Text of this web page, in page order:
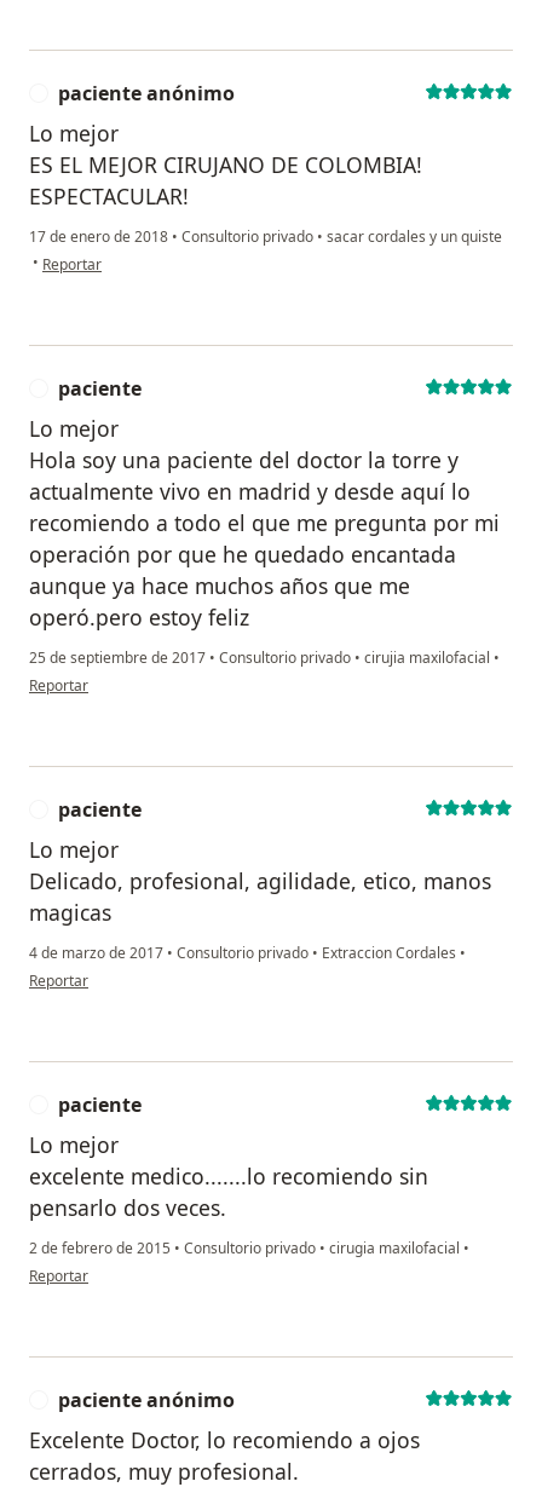
paciente anónimo
Lo mejor
ES EL MEJOR CIRUJANO DE COLOMBIA!
ESPECTACULAR!
17 de enero de 2018 • Consultorio privado • sacar cordales y un quiste
• en opinión del usuario paciente anónimo
Reportar
paciente
Lo mejor
Hola soy una paciente del doctor la torre y
actualmente vivo en madrid y desde aquí lo
recomiendo a todo el que me pregunta por mi
operación por que he quedado encantada
aunque ya hace muchos años que me
operó.pero estoy feliz
25 de septiembre de 2017 • Consultorio privado • cirujia maxilofacial •
en opinión del usuario paciente
Reportar
paciente
Lo mejor
Delicado, profesional, agilidade, etico, manos
magicas
4 de marzo de 2017 • Consultorio privado • Extraccion Cordales •
en opinión del usuario paciente
Reportar
paciente
Lo mejor
excelente medico.......lo recomiendo sin
pensarlo dos veces.
2 de febrero de 2015 • Consultorio privado • cirugia maxilofacial •
en opinión del usuario paciente
Reportar
paciente anónimo
Excelente Doctor, lo recomiendo a ojos
cerrados, muy profesional.